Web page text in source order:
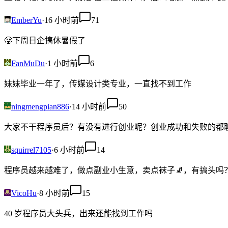
EmberYu·16 小时前 71
🥲下周日企搞休暑假了
FanMuDu·1 小时前 6
妹妹毕业一年了，传媒设计类专业，一直找不到工作
ningmengpian886·14 小时前 50
大家不干程序员后？有没有进行创业呢？创业成功和失败的都
squirrel7105·6 小时前 14
程序员越来越难了，做点副业小生意，卖点袜子🧦，有搞头吗？
VicoHu·8 小时前 15
40 岁程序员大头兵，出来还能找到工作吗